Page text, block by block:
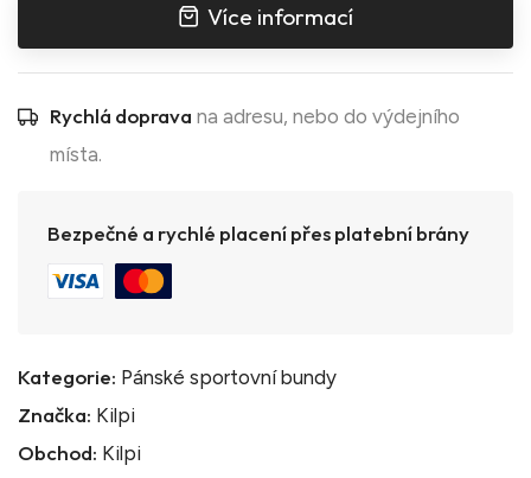
Více informací
Rychlá doprava na adresu, nebo do výdejního
místa.
Bezpečné a rychlé placení přes platební brány
Kategorie: Pánské sportovní bundy
Značka: Kilpi
Obchod: Kilpi